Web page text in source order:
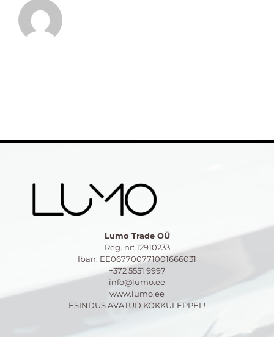
Lumo Trade OÜ
Reg. nr: 12910233
Iban: EE067700771001666031
+372 5551 9997
info@lumo.ee
www.lumo.ee
ESINDUS AVATUD KOKKULEPPEL!